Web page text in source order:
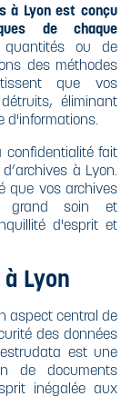
à Lyon est conçu
de chaque
ou de
des méthodes
que vos
éliminant
d'informations.
confidentialité fait
à Lyon.
que vos archives
grand soin et
d'esprit et
Lyon
aspect central de
des données
est une
de documents
inégalée aux